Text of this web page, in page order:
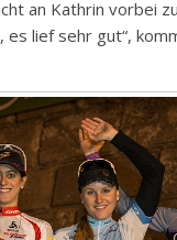
an Kathrin vorbei
es lief sehr gut“,